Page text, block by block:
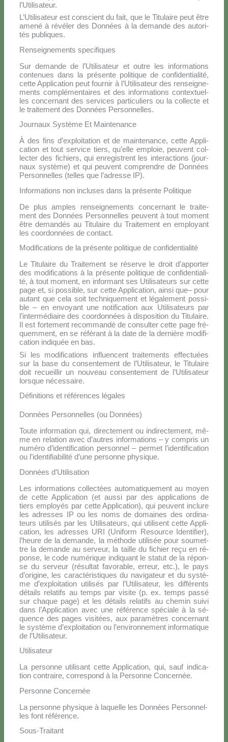
l’Utilisateur.
L’Utilisateur est con­scient du fait, que le Ti­tu­lai­re peut être
ame­né à ré­vé­ler des Don­nées à la de­man­de des au­to­ri­
tés pu­bli­ques.
Renseignements specifiques
Sur de­man­de de l’Utilisateur et ou­tre les in­for­ma­tions
con­te­nues dans la pré­sen­te po­li­ti­que de con­fi­den­tia­li­té,
cet­te Ap­pli­ca­tion peut four­nir à l’Utilisateur des ren­sei­gne­
men­ts com­plé­men­tai­res et des in­for­ma­tions con­tex­tuel­
les con­cer­nant des ser­vi­ces par­ti­cu­liers ou la col­lec­te et
le trai­te­ment des Don­nées Per­son­nel­les.
Journaux Système Et Maintenance
À des fins d’ex­ploi­ta­tion et de main­te­nan­ce, cet­te Ap­pli­
ca­tion et tout ser­vi­ce tiers, qu’elle em­plo­ie, peu­vent col­
lec­ter des fi­chiers, qui en­re­gi­strent les in­te­rac­tions (jour­
naux sy­stè­me) et qui peu­vent com­pren­dre de Don­nées
Per­son­nel­les (tel­les que l’a­dres­se IP).
Informations non incluses dans la présente Politique
De plus am­ples ren­sei­gne­men­ts con­cer­nant le trai­te­
ment des Don­nées Per­son­nel­les peu­vent à tout mo­ment
être de­man­dés au Ti­tu­lai­re du Trai­te­ment en em­ployant
les coor­don­nées de con­tact.
Modifications de la présente politique de confidentialité
Le Ti­tu­lai­re du Trai­te­ment se ré­ser­ve le droit d’ap­por­ter
des mo­di­fi­ca­tions à la pré­sen­te po­li­ti­que de con­fi­den­tia­li­
té, à tout mo­ment, en in­for­mant ses Uti­li­sa­teurs sur cet­te
pa­ge et, si pos­si­ble, sur cet­te Ap­pli­ca­tion, ain­si que– pour
au­tant que ce­la soit tech­ni­que­ment et lé­ga­le­ment pos­si­
ble – en en­voyant une no­ti­fi­ca­tion aux Uti­li­sa­teurs par
l’in­ter­mé­diai­re des coor­don­nées à di­spo­si­tion du Ti­tu­lai­re.
Il est for­te­ment re­com­man­dé de con­sul­ter cet­te pa­ge fré­
quem­ment, en se ré­fé­rant à la da­te de la der­niè­re mo­di­fi­
ca­tion in­di­quée en bas.
Si les mo­di­fi­ca­tions in­fluen­cent trai­te­men­ts ef­fec­tuées
sur la ba­se du con­sen­te­ment de l’U­ti­li­sa­teur, le Ti­tu­lai­re
doit re­cueil­lir un nou­veau con­sen­te­ment de l’U­ti­li­sa­teur
lor­sque né­ces­sai­re.
Définitions et références légales
Données Personnelles (ou Données)
Tou­te in­for­ma­tion qui, di­rec­te­ment ou in­di­rec­te­ment, mê­
me en re­la­tion avec d’au­tres in­for­ma­tions – y com­pris un
nu­mé­ro d’i­den­ti­fi­ca­tion per­son­nel – per­met l’i­den­ti­fi­ca­tion
ou l’i­den­ti­fia­bi­li­té d’u­ne per­son­ne phy­si­que.
Données d’Utilisation
Les in­for­ma­tions col­lec­tées au­to­ma­ti­que­ment au moyen
de cet­te Ap­pli­ca­tion (et aus­si par des ap­pli­ca­tions de
tiers em­ployés par cet­te Ap­pli­ca­tion), qui peu­vent in­clu­re
les adres­ses IP ou les noms de do­mai­nes des or­di­na­
teurs uti­li­sés par les Uti­li­sa­teurs, qui uti­li­sent cet­te Ap­pli­
ca­tion, les adres­ses URI (Uni­form Re­sour­ce Iden­ti­fier),
l’heure de la de­man­de, la mé­tho­de uti­li­sée pour sou­met­
tre la de­man­de au ser­veur, la tail­le du fi­chier reçu en ré­
pon­se, le co­de nu­mé­ri­que in­di­quant le sta­tut de la ré­pon­
se du ser­veur (ré­sul­tat fa­vo­ra­ble, er­reur, etc.), le pays
d’origine, les ca­rac­té­ri­sti­ques du na­vi­ga­teur et du sy­stè­
me d’exploitation uti­li­sés par l’Utilisateur, les dif­fé­ren­ts
dé­tails re­la­tifs au temps par vi­si­te (p. ex. temps pas­sé
sur cha­que pa­ge) et les dé­tails re­la­tifs au che­min sui­vi
dans l’Application avec une ré­fé­ren­ce spé­cia­le à la sé­
quen­ce des pa­ges vi­si­tées, aux pa­ra­mè­tres con­cer­nant
le sy­stè­me d’exploitation ou l’environnement in­for­ma­ti­que
de l’Utilisateur.
Utilisateur
La per­son­ne uti­li­sant cet­te Ap­pli­ca­tion, qui, sauf in­di­ca­
tion con­trai­re, cor­re­spond à la Per­son­ne Con­cer­née.
Personne Concernée
La per­son­ne phy­si­que à la­quel­le les Don­nées Per­son­nel­
les font ré­fé­ren­ce.
Sous-Traitant